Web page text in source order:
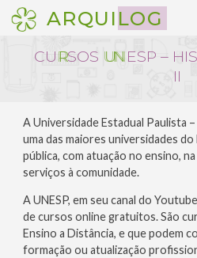
Pular
para
conteúdo
ARQUILOG
CUR
RSOS U
UN
NESP – HIS
II
A Universidade Estadual Paulista
uma das maiores universidades
pública, com atuação no ensino,
serviços à comunidade.
A UNESP, em seu canal do
de cursos online gratuitos. São
Ensino a Distância, e que podem
formação ou atualização